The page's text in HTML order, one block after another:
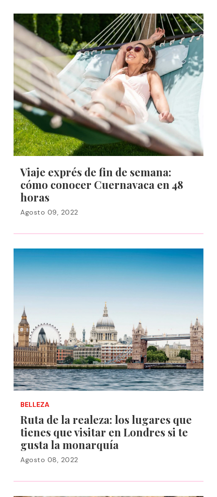
Viaje exprés de fin de semana:
cómo conocer Cuernavaca en 48
horas
Agosto 09, 2022
BELLEZA
Ruta de la realeza: los lugares que
tienes que visitar en Londres si te
gusta la monarquía
Agosto 08, 2022